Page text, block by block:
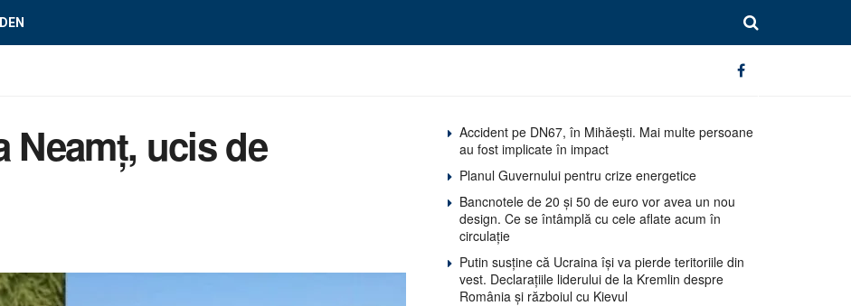
Neamț, ucis de
Accident pe DN67, în Mihăești. Mai multe persoane
au fost implicate în impact
Planul Guvernului pentru crize energetice
Bancnotele de 20 și 50 de euro vor avea un nou
design. Ce se întâmplă cu cele aflate acum în
circulație
Putin susține că Ucraina își va pierde teritoriile din
vest. Declarațiile liderului de la Kremlin despre
România și războiul cu Kievul